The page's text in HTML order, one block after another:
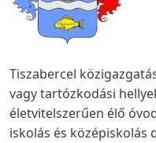
Tiszabercel
vagy tartózkodási
életvitelszerűen élő
iskolás és középiskolás